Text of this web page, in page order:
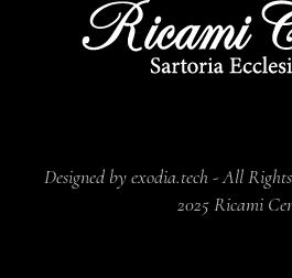
Designed by exodia.tech - All
2025 Ricami